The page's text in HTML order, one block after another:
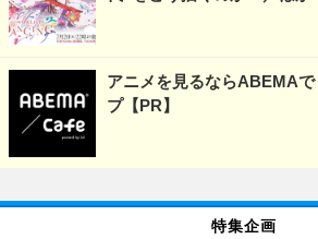
アニメを見るならABEMA
プ【PR】
特集企画